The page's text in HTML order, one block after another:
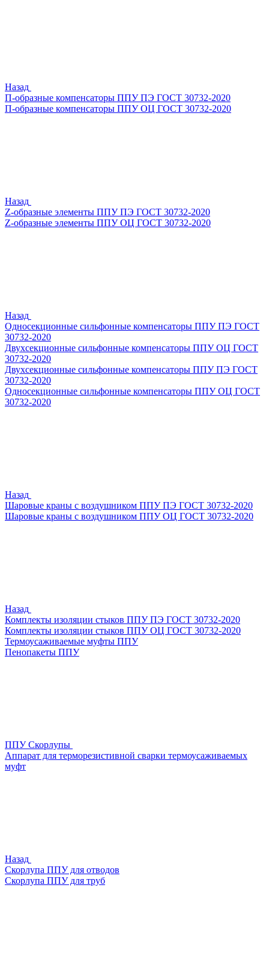
Назад
П-образные компенсаторы ППУ ПЭ ГОСТ 30732-2020
П-образные компенсаторы ППУ ОЦ ГОСТ 30732-2020
Назад
Z-образные элементы ППУ ПЭ ГОСТ 30732-2020
Z-образные элементы ППУ ОЦ ГОСТ 30732-2020
Назад
Односекционные сильфонные компенсаторы ППУ ПЭ ГОСТ
30732-2020
Двухсекционные сильфонные компенсаторы ППУ ОЦ ГОСТ
30732-2020
Двухсекционные сильфонные компенсаторы ППУ ПЭ ГОСТ
30732-2020
Односекционные сильфонные компенсаторы ППУ ОЦ ГОСТ
30732-2020
Назад
Шаровые краны с воздушником ППУ ПЭ ГОСТ 30732-2020
Шаровые краны с воздушником ППУ ОЦ ГОСТ 30732-2020
Назад
Комплекты изоляции стыков ППУ ПЭ ГОСТ 30732-2020
Комплекты изоляции стыков ППУ ОЦ ГОСТ 30732-2020
Термоусаживаемые муфты ППУ
Пенопакеты ППУ
ППУ Скорлупы
Аппарат для терморезистивной сварки термоусаживаемых
муфт
Назад
Скорлупа ППУ для отводов
Скорлупа ППУ для труб